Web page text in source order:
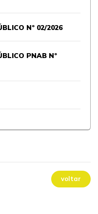
Nº 02/2026
PNAB Nº
voltar